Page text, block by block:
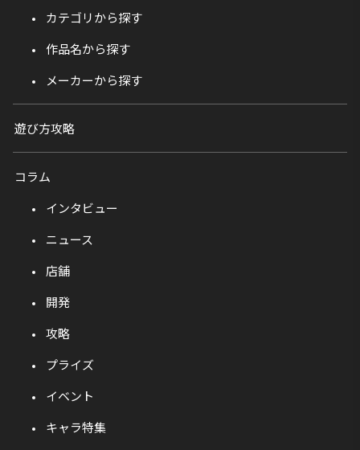
カテゴリから探す
作品名から探す
メーカーから探す
遊び方攻略
コラム
インタビュー
ニュース
店舗
開発
攻略
プライズ
イベント
キャラ特集